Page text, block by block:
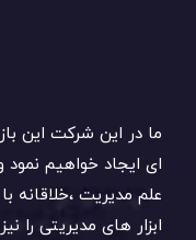
ما در این شرکت این
ای ایجاد خواهیم
علم مدیریت ،خلاقانه
ابزار های مدیریتی را